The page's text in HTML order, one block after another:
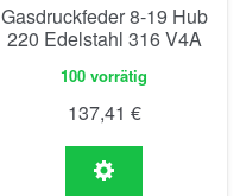
Gasdruckfeder 8-19 Hub
220 Edelstahl 316 V4A
100 vorrätig
137,41 €